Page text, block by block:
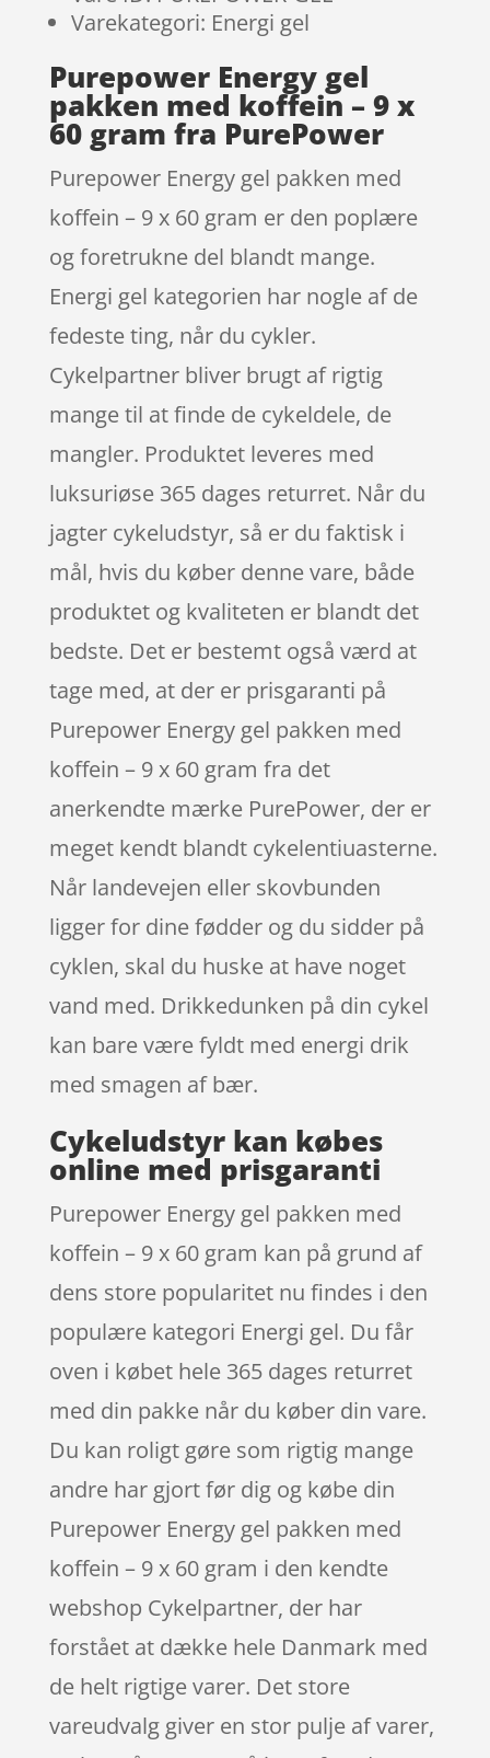
Varekategori: Energi gel
Purepower Energy gel
pakken med koffein – 9 x
60 gram fra PurePower
Purepower Energy gel pakken med
koffein – 9 x 60 gram er den poplære
og foretrukne del blandt mange.
Energi gel kategorien har nogle af de
fedeste ting, når du cykler.
Cykelpartner bliver brugt af rigtig
mange til at finde de cykeldele, de
mangler. Produktet leveres med
luksuriøse 365 dages returret. Når du
jagter cykeludstyr, så er du faktisk i
mål, hvis du køber denne vare, både
produktet og kvaliteten er blandt det
bedste. Det er bestemt også værd at
tage med, at der er prisgaranti på
Purepower Energy gel pakken med
koffein – 9 x 60 gram fra det
anerkendte mærke PurePower, der er
meget kendt blandt cykelentiuasterne.
Når landevejen eller skovbunden
ligger for dine fødder og du sidder på
cyklen, skal du huske at have noget
vand med. Drikkedunken på din cykel
kan bare være fyldt med energi drik
med smagen af bær.
Cykeludstyr kan købes
online med prisgaranti
Purepower Energy gel pakken med
koffein – 9 x 60 gram kan på grund af
dens store popularitet nu findes i den
populære kategori Energi gel. Du får
oven i købet hele 365 dages returret
med din pakke når du køber din vare.
Du kan roligt gøre som rigtig mange
andre har gjort før dig og købe din
Purepower Energy gel pakken med
koffein – 9 x 60 gram i den kendte
webshop Cykelpartner, der har
forstået at dække hele Danmark med
de helt rigtige varer. Det store
vareudvalg giver en stor pulje af varer,